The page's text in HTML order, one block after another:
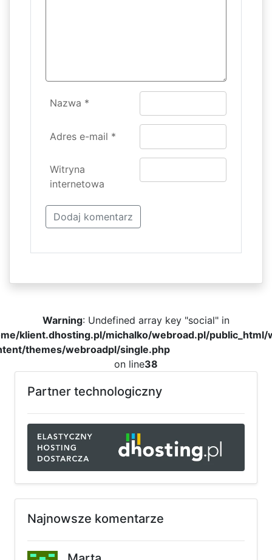
Nazwa *
Adres e-mail *
Witryna
internetowa
Warning: Undefined array key "social" in
klient.dhosting.pl/michalko/webroad.pl/public_html/
themes/webroadpl/single.php
on line38
Partner technologiczny
Najnowsze komentarze